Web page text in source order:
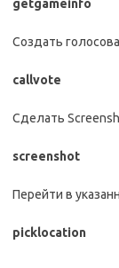
getgameinfo
Создать
callvote
Сделать
screenshot
Перейти в
picklocation